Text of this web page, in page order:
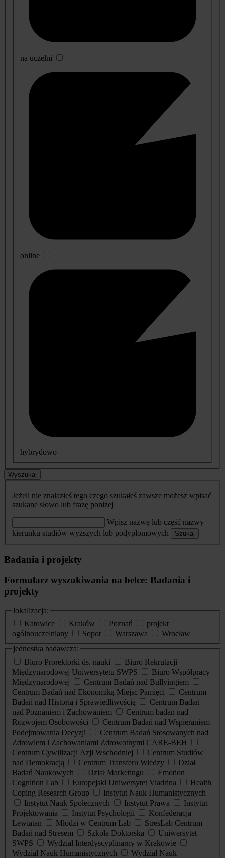
na uczelni
online
hybrydowo
Wyszukaj
Jeżeli nie znalazłeś tego czego szukałeś zawsze możesz wpisać
szukane słowo lub frazę poniżej
Wpisz nazwę lub część nazwy
kierunku studiów wyższych lub podyplomowych
Szukaj
Badania i projekty
Formularz wyszukiwania na belce: Badania i
projekty
lokalizacja:
Katowice
Kraków Poznań
projekt
ogólnouczelniany
Sopot Warszawa
Wrocław
jednostka badawcza:
Biuro Prorektorki ds. nauki
Biuro Rekrutacji
Międzynarodowej Uniwersytetu SWPS
Biuro Współpracy
Międzynarodowej
Centrum Badań nad Bullyingiem
Centrum Badań nad Ekonomiką Miejsc Pamięci
Centrum
Badań nad Historią i Sprawiedliwością
Centrum Badań
nad Poznaniem i Zachowaniem
Centrum badań nad
Rozwojem Osobowości
Centrum Badań nad Wspieraniem
Podejmowania Decyzji
Centrum Badań Stosowanych nad
Zdrowiem i Zachowaniami Zdrowotnymi CARE-BEH
Centrum Cywilizacji Azji Wschodniej
Centrum Studiów
nad Demokracją
Centrum Transferu Wiedzy
Dział
Badań Naukowych
Dział Marketingu
Emotion
Cognition Lab
Europejski Uniwersytet Viadrina
Health
Coping Research Group
Instytut Nauk Humanistycznych
Instytut Nauk Społecznych
Instytut Prawa
Instytut
Projektowania
Instytut Psychologii
Konfederacja
Lewiatan
Młodzi w Centrum Lab
StresLab Centrum
Badań nad Stresem
Szkoła Doktorska
Uniwersytet
SWPS
Wydział Interdyscyplinarny w Krakowie
Wydział Nauk Humanistycznych
Wydział Nauk